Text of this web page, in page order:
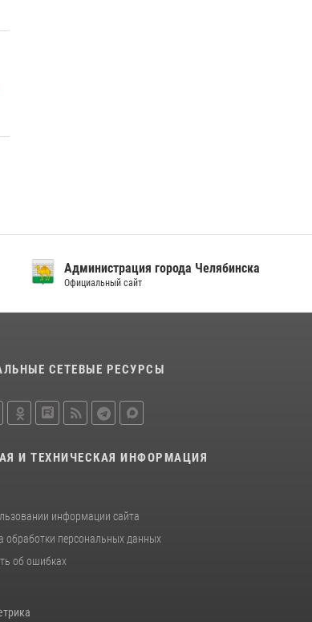
«Каникулы с Росгвардией»
15 июля 2026, 05:49
Администрация города Челябинска
Официальный сайт
СЕТЕВЫЕ РЕСУРСЫ
И ТЕХНИЧЕСКАЯ ИНФОРМАЦИЯ
информации сайта
обработки персональных данных
об ошибках